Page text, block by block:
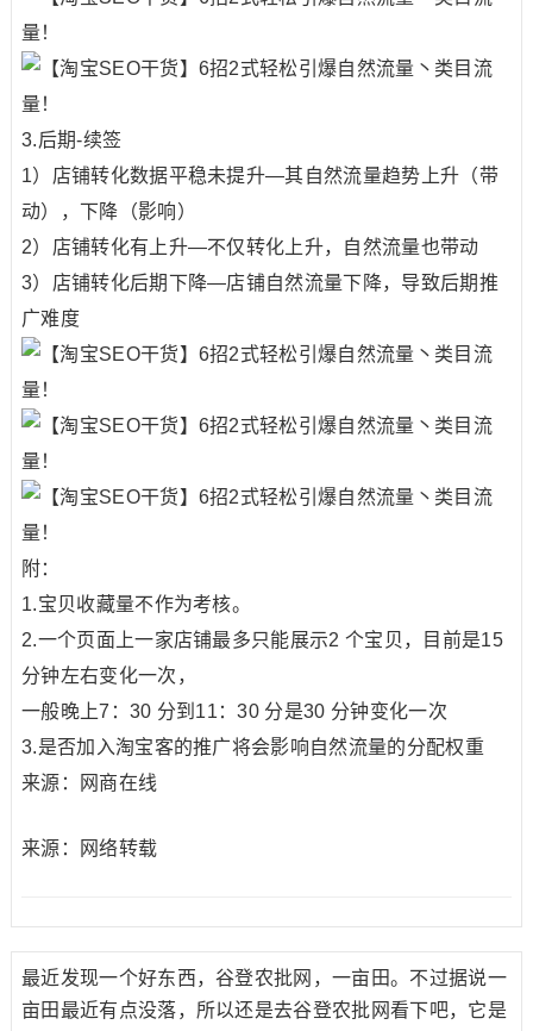
3.后期-续签
1）店铺转化数据平稳未提升—其自然流量趋势上升（带
动），下降（影响）
2）店铺转化有上升—不仅转化上升，自然流量也带动
3）店铺转化后期下降—店铺自然流量下降，导致后期推
广难度
附：
1.宝贝收藏量不作为考核。
2.一个页面上一家店铺最多只能展示2 个宝贝，目前是15
分钟左右变化一次，
一般晚上7：30 分到11：30 分是30 分钟变化一次
3.是否加入淘宝客的推广将会影响自然流量的分配权重
来源：网商在线
来源：网络转载
最近发现一个好东西，谷登农批网，一亩田。不过据说一
亩田最近有点没落，所以还是去谷登农批网看下吧，它是